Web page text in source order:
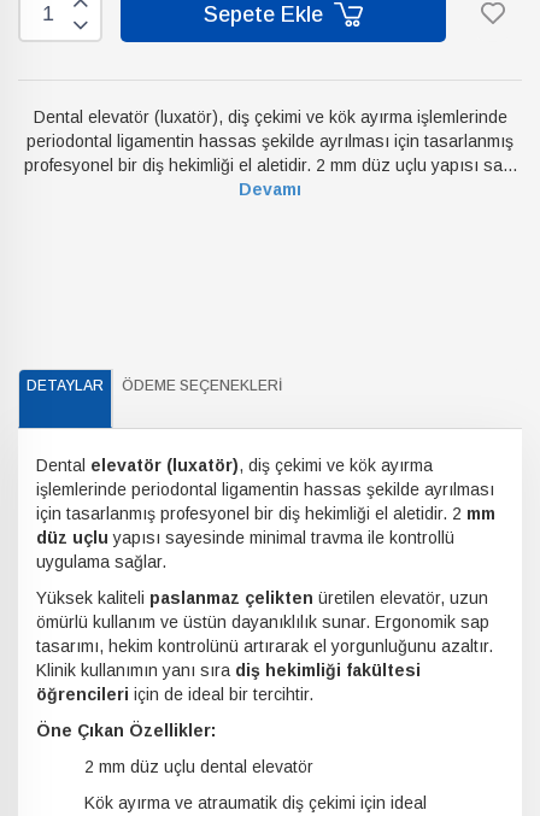
Sepete Ekle
Dental elevatör (luxatör), diş çekimi ve kök ayırma işlemlerinde
periodontal ligamentin hassas şekilde ayrılması için tasarlanmış
profesyonel bir diş hekimliği el aletidir. 2 mm düz uçlu yapısı sa...
Devamı
DETAYLAR ÖDEME SEÇENEKLERI
Dental elevatör (luxatör), diş çekimi ve kök ayırma
işlemlerinde periodontal ligamentin hassas şekilde ayrılması
için tasarlanmış profesyonel bir diş hekimliği el aletidir. 2 mm
düz uçlu yapısı sayesinde minimal travma ile kontrollü
uygulama sağlar.
Yüksek kaliteli paslanmaz çelikten üretilen elevatör, uzun
ömürlü kullanım ve üstün dayanıklılık sunar. Ergonomik sap
tasarımı, hekim kontrolünü artırarak el yorgunluğunu azaltır.
Klinik kullanımın yanı sıra diş hekimliği fakültesi
öğrencileri için de ideal bir tercihtir.
Öne Çıkan Özellikler:
2 mm düz uçlu dental elevatör
Kök ayırma ve atraumatik diş çekimi için ideal